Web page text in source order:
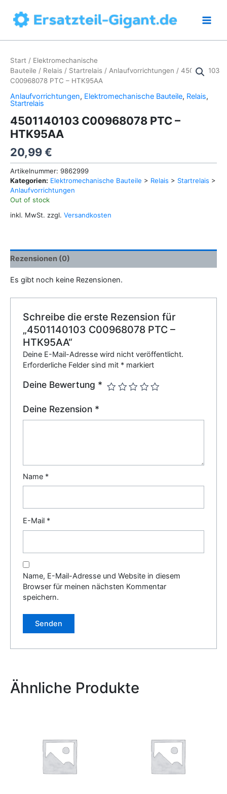
Inhalt
springen
Start / Elektromechanische
Bauteile / Relais / Startrelais / Anlaufvorrichtungen / 4501140103
C00968078 PTC – HTK95AA
Anlaufvorrichtungen, Elektromechanische Bauteile, Relais,
Startrelais
4501140103 C00968078 PTC –
HTK95AA
20,99€
Artikelnummer: 9862999
Kategorien: Elektromechanische Bauteile > Relais > Startrelais >
Anlaufvorrichtungen
Out of stock
inkl. MwSt. zzgl. Versandkosten
Rezensionen (0)
Es gibt noch keine Rezensionen.
Schreibe die erste Rezension für
„4501140103 C00968078 PTC –
HTK95AA“
Deine E-Mail-Adresse wird nicht veröffentlicht.
Erforderliche Felder sind mit * markiert
Deine Bewertung *
Deine Rezension *
Name *
E-Mail *
Name, E-Mail-Adresse und Website in diesem
Browser für meinen nächsten Kommentar
speichern.
Ähnliche Produkte